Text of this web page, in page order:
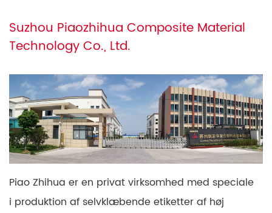
Suzhou Piaozhihua Composite Material
Technology Co., Ltd.
Piao Zhihua er en privat virksomhed med speciale
i produktion af selvklæbende etiketter af høj